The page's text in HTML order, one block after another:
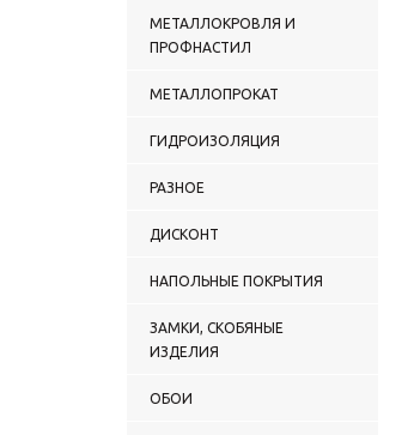
МЕТАЛЛОКРОВЛЯ И
ПРОФНАСТИЛ
МЕТАЛЛОПРОКАТ
ГИДРОИЗОЛЯЦИЯ
РАЗНОЕ
ДИСКОНТ
НАПОЛЬНЫЕ ПОКРЫТИЯ
ЗАМКИ, СКОБЯНЫЕ
ИЗДЕЛИЯ
ОБОИ